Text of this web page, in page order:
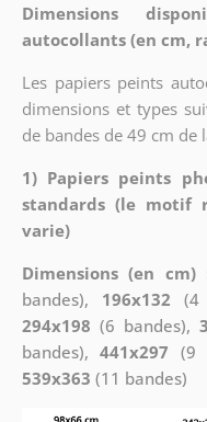
Dimensions
autocollants (en cm,
Les papiers peints
dimensions et types
de bandes de 49 cm de
1) Papiers peints
standards (le motif
varie)
Dimensions (en cm)
bandes), 196x132 (4
294x198 (6 bandes),
bandes),441x297 (9
539x363 (11 bandes)